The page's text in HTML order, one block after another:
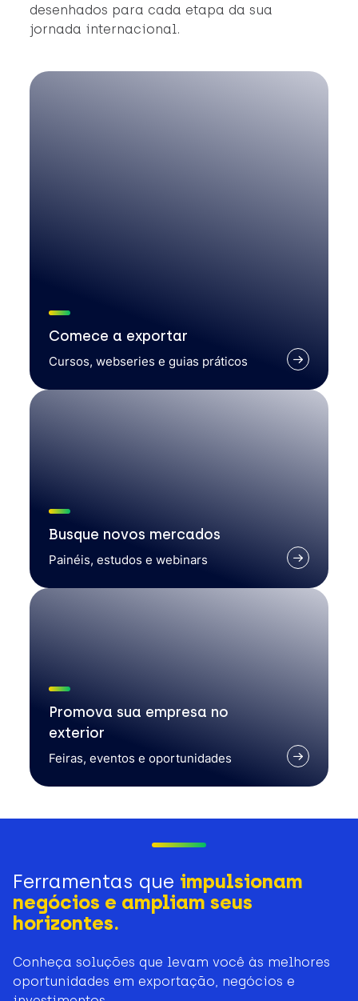
desenhados para cada etapa da sua
jornada internacional.
Comece a exportar
Cursos, webseries e guias práticos
Busque novos mercados
Painéis, estudos e webinars
Promova sua empresa no
exterior
Feiras, eventos e oportunidades
Ferramentas que impulsionam
negócios e ampliam seus
horizontes.
Conheça soluções que levam você às melhores
oportunidades em exportação, negócios e